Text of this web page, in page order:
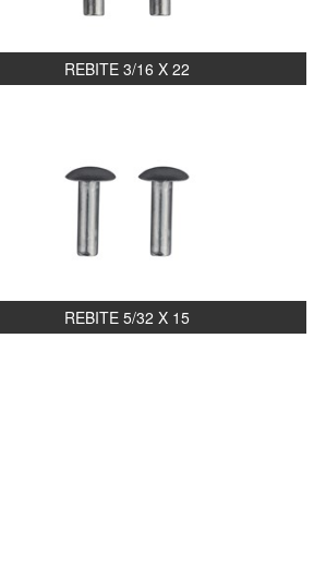
REBITE 3/16 X 22
REBITE 5/32 X 15